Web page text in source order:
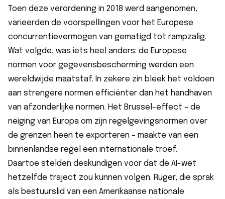
Toen deze verordening in 2018 werd aangenomen,
varieerden de voorspellingen voor het Europese
concurrentievermogen van gematigd tot rampzalig.
Wat volgde, was iets heel anders: de Europese
normen voor gegevensbescherming werden een
wereldwijde maatstaf. In zekere zin bleek het voldoen
aan strengere normen efficiënter dan het handhaven
van afzonderlijke normen. Het Brussel-effect – de
neiging van Europa om zijn regelgevingsnormen over
de grenzen heen te exporteren – maakte van een
binnenlandse regel een internationale troef.
Daartoe stelden deskundigen voor dat de AI-wet
hetzelfde traject zou kunnen volgen. Ruger, die sprak
als bestuurslid van een Amerikaanse nationale